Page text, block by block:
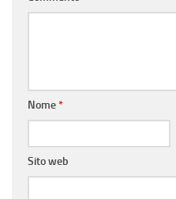
Nome*
Sito web